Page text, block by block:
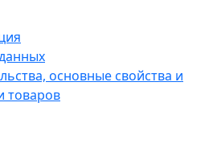
основные свойства и
товаров